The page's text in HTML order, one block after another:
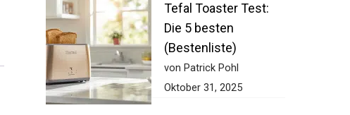
Tefal Toaster Test:
Die 5 besten
(Bestenliste)
von Patrick Pohl
Oktober 31, 2025